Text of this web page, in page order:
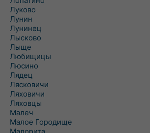
Луково
Лунин
Лунинец
Лысково
Лыще
Любищицы
Люсино
Лядец
Лясковичи
Ляховичи
Ляховцы
Малеч
Малое Городище